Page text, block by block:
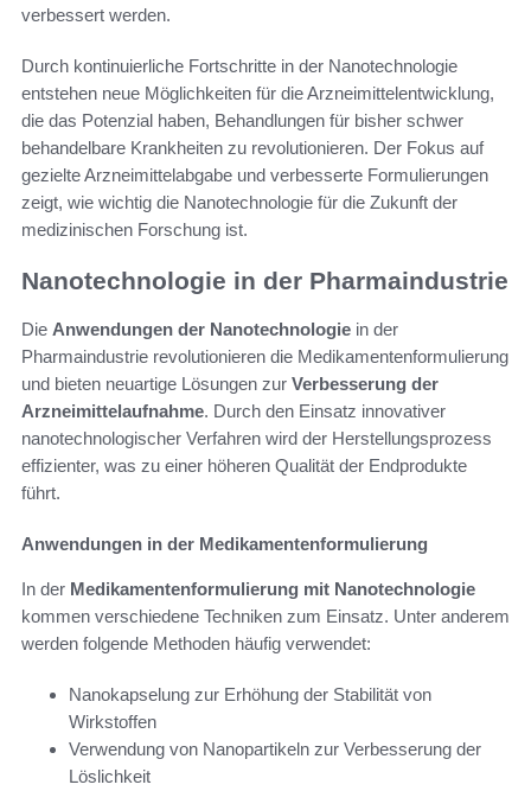
verbessert werden.
Durch kontinuierliche Fortschritte in der Nanotechnologie
entstehen neue Möglichkeiten für die Arzneimittelentwicklung,
die das Potenzial haben, Behandlungen für bisher schwer
behandelbare Krankheiten zu revolutionieren. Der Fokus auf
gezielte Arzneimittelabgabe und verbesserte Formulierungen
zeigt, wie wichtig die Nanotechnologie für die Zukunft der
medizinischen Forschung ist.
Nanotechnologie in der Pharmaindustrie
Die Anwendungen der Nanotechnologie in der
Pharmaindustrie revolutionieren die Medikamentenformulierung
und bieten neuartige Lösungen zur Verbesserung der
Arzneimittelaufnahme. Durch den Einsatz innovativer
nanotechnologischer Verfahren wird der Herstellungsprozess
effizienter, was zu einer höheren Qualität der Endprodukte
führt.
Anwendungen in der Medikamentenformulierung
In der Medikamentenformulierung mit Nanotechnologie
kommen verschiedene Techniken zum Einsatz. Unter anderem
werden folgende Methoden häufig verwendet:
Nanokapselung zur Erhöhung der Stabilität von
Wirkstoffen
Verwendung von Nanopartikeln zur Verbesserung der
Löslichkeit